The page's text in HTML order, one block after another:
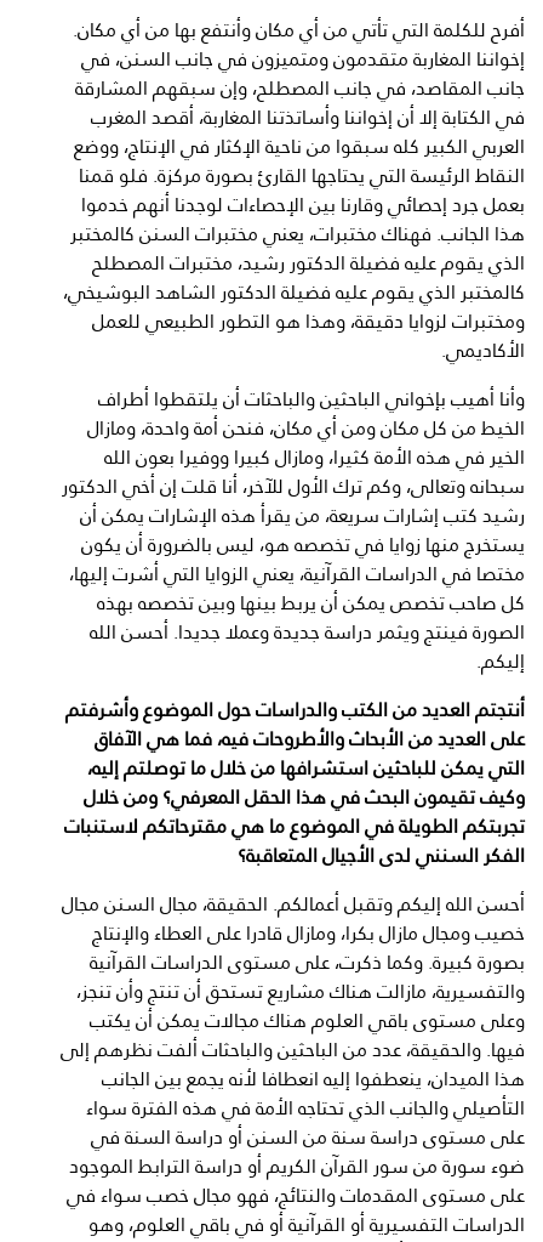
أفرح للكلمة التي تأتي من أي مكان وأنتفع بها من أي مكان.
إخواننا المغاربة متقدمون ومتميزون في جانب السنن، في
جانب المقاصد، في جانب المصطلح، وإن سبقهم المشارقة
في الكتابة إلا أن إخواننا وأساتذتنا المغاربة، أقصد المغرب
العربي الكبير كله سبقوا من ناحية الإكثار في الإنتاج، ووضع
النقاط الرئيسة التي يحتاجها القارئ بصورة مركزة. فلو قمنا
بعمل جرد إحصائي وقارنا بين الإحصاءات لوجدنا أنهم خدموا
هذا الجانب. فهناك مختبرات، يعني مختبرات السنن كالمختبر
الذي يقوم عليه فضيلة الدكتور رشيد، مختبرات المصطلح
كالمختبر الذي يقوم عليه فضيلة الدكتور الشاهد البوشيخي،
ومختبرات لزوايا دقيقة، وهذا هو التطور الطبيعي للعمل
الأكاديمي.
وأنا أهيب بإخواني الباحثين والباحثات أن يلتقطوا أطراف
الخيط من كل مكان ومن أي مكان، فنحن أمة واحدة، ومازال
الخير في هذه الأمة كثيرا، ومازال كبيرا ووفيرا بعون الله
سبحانه وتعالى، وكم ترك الأول للآخر، أنا قلت إن أخي الدكتور
رشيد كتب إشارات سريعة، من يقرأ هذه الإشارات يمكن أن
يستخرج منها زوايا في تخصصه هو، ليس بالضرورة أن يكون
مختصا في الدراسات القرآنية، يعني الزوايا التي أشرت إليها،
كل صاحب تخصص يمكن أن يربط بينها وبين تخصصه بهذه
الصورة فينتج ويثمر دراسة جديدة وعملا جديدا. أحسن الله
إليكم.
أنتجتم العديد من الكتب والدراسات حول الموضوع وأشرفتم
على العديد من الأبحاث والأطروحات فيه، فما هي الآفاق
التي يمكن للباحثين استشرافها من خلال ما توصلتم إليه،
وكيف تقيمون البحث في هذا الحقل المعرفي؟ ومن خلال
تجربتكم الطويلة في الموضوع ما هي مقترحاتكم لاستنبات
الفكر السنني لدى الأجيال المتعاقبة؟
أحسن الله إليكم وتقبل أعمالكم. الحقيقة، مجال السنن مجال
خصيب ومجال مازال بكرا، ومازال قادرا على العطاء والإنتاج
بصورة كبيرة. وكما ذكرت، على مستوى الدراسات القرآنية
والتفسيرية، مازالت هناك مشاريع تستحق أن تنتج وأن تنجز،
وعلى مستوى باقي العلوم هناك مجالات يمكن أن يكتب
فيها. والحقيقة، عدد من الباحثين والباحثات ألفت نظرهم إلى
هذا الميدان، ينعطفوا إليه انعطافا لأنه يجمع بين الجانب
التأصيلي والجانب الذي تحتاجه الأمة في هذه الفترة سواء
على مستوى دراسة سنة من السنن أو دراسة السنة في
ضوء سورة من سور القرآن الكريم أو دراسة الترابط الموجود
على مستوى المقدمات والنتائج، فهو مجال خصب سواء في
الدراسات التفسيرية أو القرآنية أو في باقي العلوم، وهو